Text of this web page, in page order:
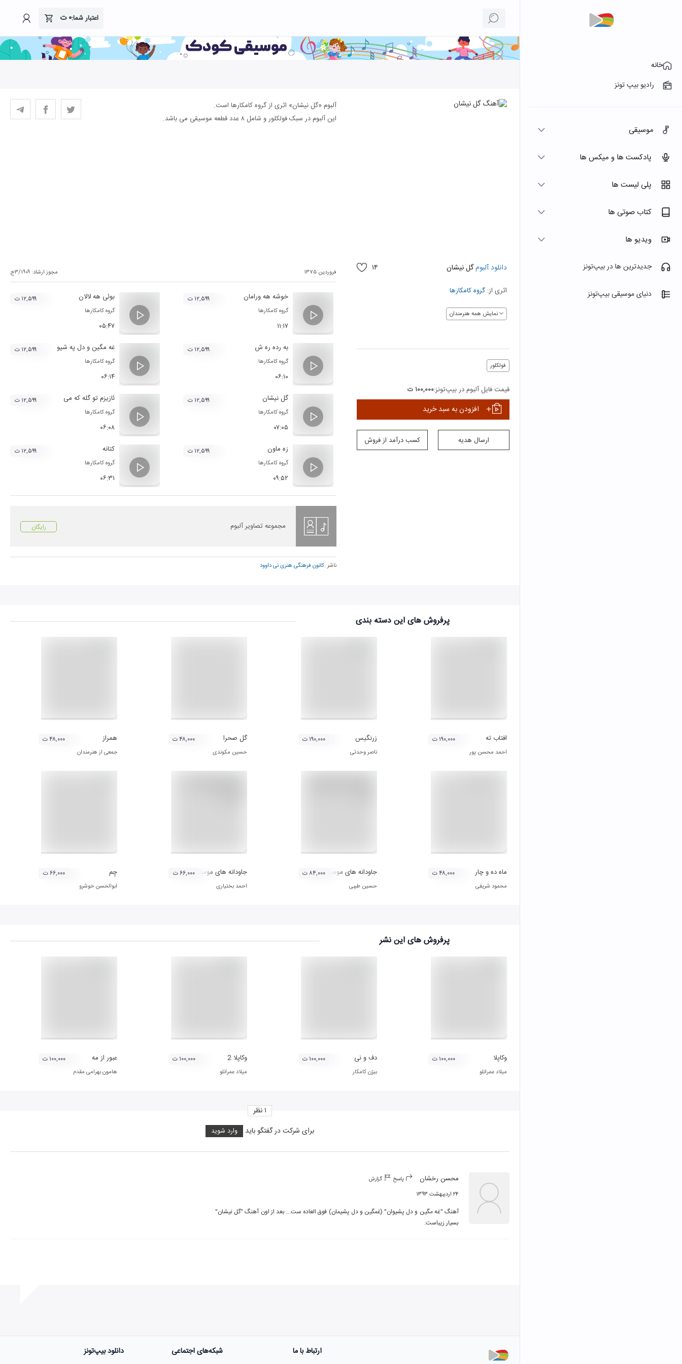
اعتبار شما:۰ت
خانه
رادیو بیپ تونز
موسیقی
پادکست ها و میکس ها
پلی لیست ها
کتاب صوتی ها
ویدیو ها
جدیدترین ها در بیپ‌تونز
دنیای موسیقی بیپ‌تونز
دانلود آلبومگل نیشان
اثری از: گروه کامکارها
نمایش همه هنرمندان
۱۴
فولکلور
قیمت فایل آلبوم در بیپ‌تونز:۱۰۰,۰۰۰ ت
افزودن به سبد خرید
ارسال هدیه کسب درآمد از فروش
آلبوم «گل نیشان» اثری از گروه کامکارها است.
این آلبوم در سبک فولکلور و شامل ۸ عدد قطعه موسیقی می باشد.
فروردین ۱۳۷۵ مجوز ارشاد: ۳/۱۹۰۹ج
خوشه هه ورامان
گروه کامکارها
۱۱:۱۷
۱۲,۵۹۹ ت بوئی هه لالان
گروه کامکارها
۰۵:۴۷
۱۲,۵۹۹ ت
به رده ره ش
گروه کامکارها
۰۶:۱۰
۱۲,۵۹۹ ت غه مگین و دل په شیو
گروه کامکارها
۰۶:۱۴
۱۲,۵۹۹ ت
گل نیشان
گروه کامکارها
۰۷:۰۵
۱۲,۵۹۹ ت ئازیزم تو گله که می
گروه کامکارها
۰۶:۰۸
۱۲,۵۹۹ ت
زه ماون
گروه کامکارها
۰۹:۵۲
۱۲,۵۹۹ ت کتانه
گروه کامکارها
۰۶:۳۱
۱۲,۵۹۹ ت
مجموعه تصاویر آلبوم رایگان
ناشر :کانون فرهنگی هنری نی داوود
پرفروش های این دسته بندی
افتاب ته
احمد محسن پور
۱۹۰,۰۰۰ ت زرنگیس
ناصر وحدتی
۱۹۰,۰۰۰ ت گل صحرا
حسین مکوندی
۴۸,۰۰۰ ت همراز
جمعی از هنرمندان
۴۸,۰۰۰ ت
ماه ده و چار
محمود شریفی
۴۸,۰۰۰ ت جاودانه های موسیقی مازندران 8 و 13 (حسین طیبی)
حسین طیبی
۸۴,۰۰۰ ت جاودانه های موسیقی مازندران 2 (احمد بختیاری)
احمد بختیاری
۶۶,۰۰۰ ت چِم
ابوالحسن خوشرو
۶۶,۰۰۰ ت
پرفروش های این نشر
وکاپلا
میلاد عمرانلو
۱۰۰,۰۰۰ ت دف و نی
بیژن کامکار
۱۰۰,۰۰۰ ت وکاپلا 2
میلاد عمرانلو
۱۰۰,۰۰۰ ت عبور از مه
هامون بهرامی مقدم
۱۰۰,۰۰۰ ت
برای شرکت در گفتگو باید وارد شوید
۱نظر
محسن رخشان پاسخ گزارش
۲۴ اردیبهشت ۱۳۹۳
بسیار زیباست.
ارتباط با ما شبکه‌های اجتماعی دانلود بیپ‌تونز